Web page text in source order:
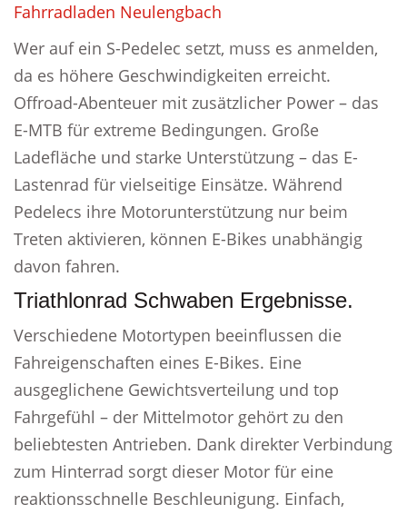
Fahrradladen Neulengbach
Wer auf ein S-Pedelec setzt, muss es anmelden,
da es höhere Geschwindigkeiten erreicht.
Offroad-Abenteuer mit zusätzlicher Power – das
E-MTB für extreme Bedingungen. Große
Ladefläche und starke Unterstützung – das E-
Lastenrad für vielseitige Einsätze. Während
Pedelecs ihre Motorunterstützung nur beim
Treten aktivieren, können E-Bikes unabhängig
davon fahren.
Triathlonrad Schwaben Ergebnisse.
Verschiedene Motortypen beeinflussen die
Fahreigenschaften eines E-Bikes. Eine
ausgeglichene Gewichtsverteilung und top
Fahrgefühl – der Mittelmotor gehört zu den
beliebtesten Antrieben. Dank direkter Verbindung
zum Hinterrad sorgt dieser Motor für eine
reaktionsschnelle Beschleunigung. Einfach,